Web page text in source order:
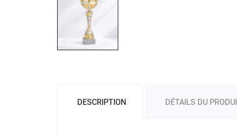
DESCRIPTION DÉTAILS DU